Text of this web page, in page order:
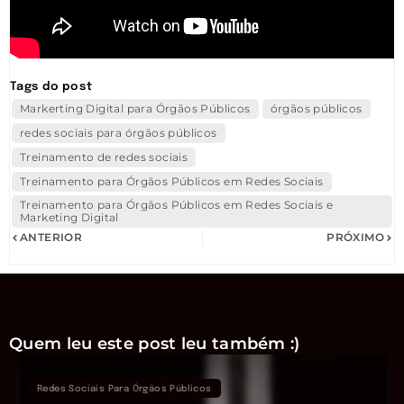
Tags do post
Markerting Digital para Órgãos Públicos
órgãos públicos
redes sociais para órgãos públicos
Treinamento de redes sociais
Treinamento para Órgãos Públicos em Redes Sociais
Treinamento para Órgãos Públicos em Redes Sociais e
Marketing Digital
ANTERIOR
PRÓXIMO
Quem leu este post leu também :)
Redes Sociais Para Órgãos Públicos